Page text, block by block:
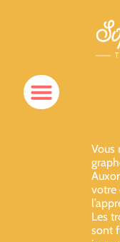
Vous
votre
Les
sont